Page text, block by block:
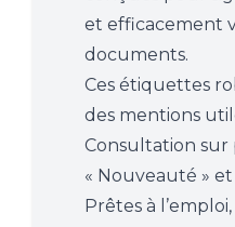
et efficacement
documents.
Ces étiquettes
des mentions
Consultation sur
« Nouveauté » et
Prêtes à